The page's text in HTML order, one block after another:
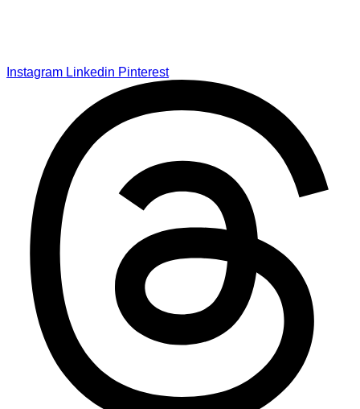
Instagram Linkedin Pinterest